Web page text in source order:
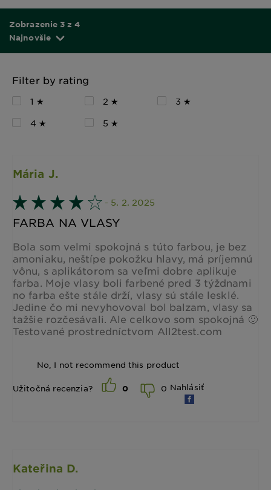
Zobrazenie 3 z 4
Najnovšie
Filter by rating
1 ★ 2 ★
3 ★
4 ★
5 ★
Mária J.
- 5. 2. 2025
FARBA NA VLASY
Bola som velmi spokojná s túto farbou, je bez
amoniaku, neštípe pokožku hlavy, má príjemnú
vônu, s aplikátorom sa veľmi dobre aplikuje
farba. Moje vlasy boli farbené pred 3 týždnami
no farba ešte stále drží, vlasy sú stále lesklé.
Jedine čo mi nevyhovoval bol balzam, vlasy sa
tažšie rozčesávali. Ale celkovo som spokojná 🙂
Testované prostredníctvom All2test.com
No, I not recommend this product
Užitočná recenzia? 0 0 Nahlásiť
Kateřina D.